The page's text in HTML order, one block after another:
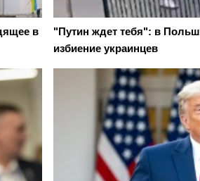
в
"Путин ждет тебя": в
избиение украинцев